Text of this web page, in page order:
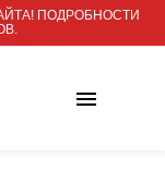
ПОДРОБНОСТИ